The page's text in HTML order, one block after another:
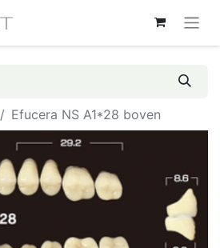
Efucera NS A1*28 boven